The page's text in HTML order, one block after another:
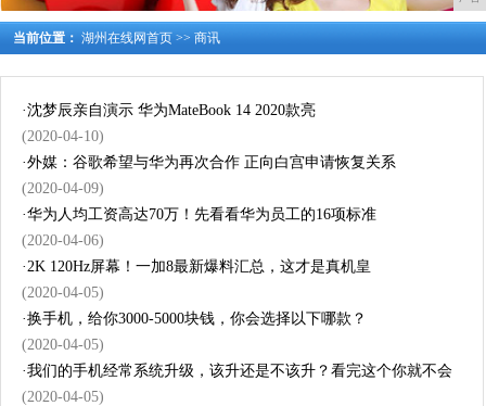
当前位置： 湖州在线网首页 >> 商讯
·沈梦辰亲自演示 华为MateBook 14 2020款亮
(2020-04-10)
·外媒：谷歌希望与华为再次合作 正向白宫申请恢复关系
(2020-04-09)
·华为人均工资高达70万！先看看华为员工的16项标准
(2020-04-06)
·2K 120Hz屏幕！一加8最新爆料汇总，这才是真机皇
(2020-04-05)
·换手机，给你3000-5000块钱，你会选择以下哪款？
(2020-04-05)
·我们的手机经常系统升级，该升还是不该升？看完这个你就不会
(2020-04-05)